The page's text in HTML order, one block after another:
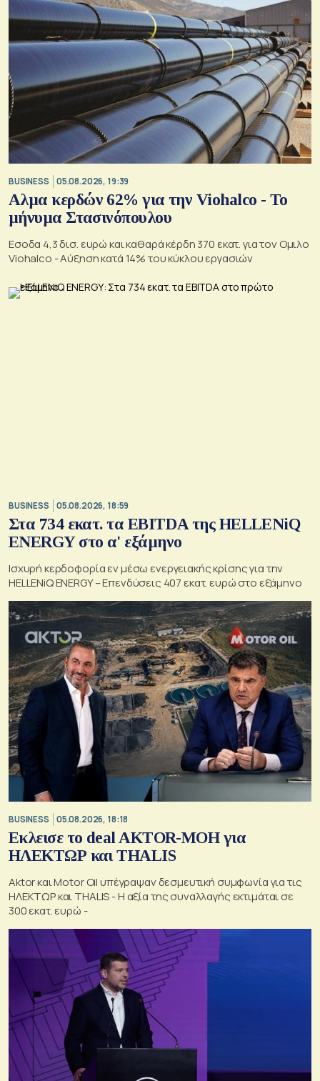
BUSINESS 05.08.2026, 19:39
Αλμα κερδών 62% για την Viohalco - Το
μήνυμα Στασινόπουλου
Εσοδα 4,3 δισ. ευρώ και καθαρά κέρδη 370 εκατ. για τον Ομιλο
Viohalco - Αύξηση κατά 14% του κύκλου εργασιών
BUSINESS 05.08.2026, 18:59
Στα 734 εκατ. τα EBITDA της HELLENiQ
ENERGY στο α' εξάμηνο
Ισχυρή κερδοφορία εν μέσω ενεργειακής κρίσης για την
HELLENiQ ENERGY – Επενδύσεις 407 εκατ. ευρώ στο εξάμηνο
BUSINESS 05.08.2026, 18:18
Εκλεισε το deal AKTOR-ΜΟΗ για
ΗΛΕΚΤΩΡ και THALIS
Aktor και Motor Oil υπέγραψαν δεσμευτική συμφωνία για τις
ΗΛΕΚΤΩΡ και THALIS - Η αξία της συναλλαγής εκτιμάται σε
300 εκατ. ευρώ -